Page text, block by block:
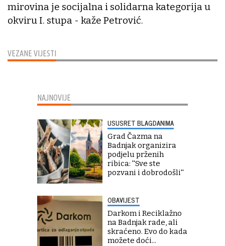
VEZANE VIJESTI
mirovina je socijalna i solidarna kategorija u
okviru I. stupa - kaže Petrović.
NAJNOVIJE
USUSRET BLAGDANIMA
Grad Čazma na
Badnjak organizira
podjelu prženih
ribica: ''Sve ste
pozvani i dobrodošli''
OBAVIJEST
Darkom i Reciklažno
na Badnjak rade, ali
skraćeno. Evo do kada
možete doći...